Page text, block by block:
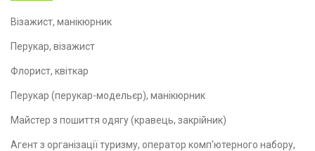
Візажист, манікюрник
Перукар, візажист
Флорист, квіткар
Перукар (перукар-модельєр), манікюрник
Майстер з пошиття одягу (кравець, закрійник)
Агент з організації туризму, оператор комп'ютерного набору,